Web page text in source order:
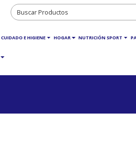
CUIDADO E HIGIENE HOGAR NUTRICIÓN SPORT